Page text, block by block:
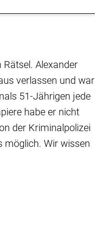
Alexander
verlassen und war
51-Jährigen jede
habe er nicht
der Kriminalpolizei
möglich. Wir wissen